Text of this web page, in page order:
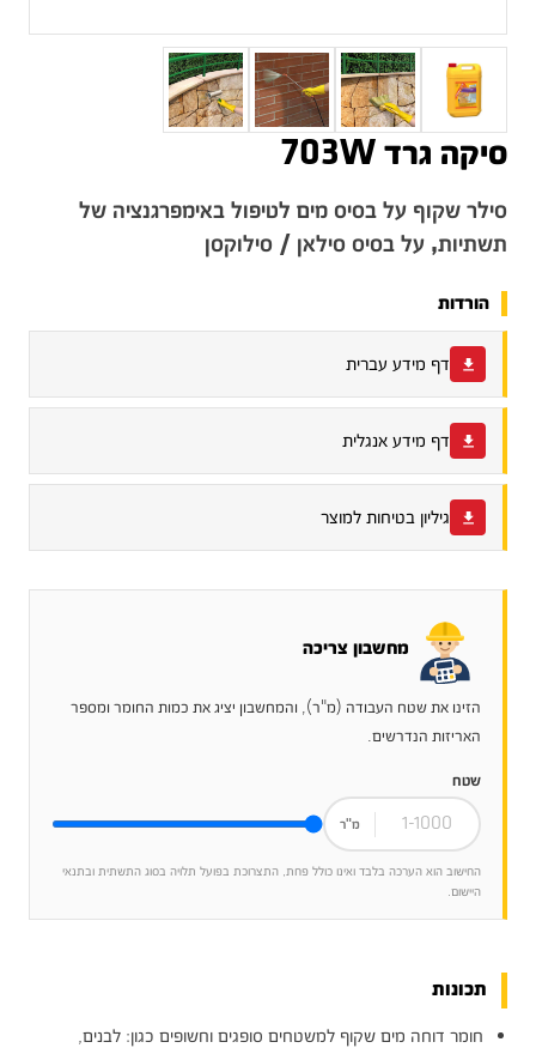
סיקה גרד 703W
סילר שקוף על בסיס מים לטיפול באימפרגנציה של
תשתיות, על בסיס סילאן / סילוקסן
הורדות
דף מידע עברית
דף מידע אנגלית
גיליון בטיחות למוצר
מחשבון צריכה
הזינו את שטח העבודה (מ"ר), והמחשבון יציג את כמות החומר ומספר
האריזות הנדרשים.
שטח
מ"ר
החישוב הוא הערכה בלבד ואינו כולל פחת, התצרוכת בפועל תלויה בסוג התשתית ובתנאי
היישום.
תכונות
חומר דוחה מים שקוף למשטחים סופגים וחשופים כגון: לבנים,